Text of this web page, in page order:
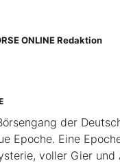
ONLINE Redaktion
der
­Epoche. Eine
­voller Gier und